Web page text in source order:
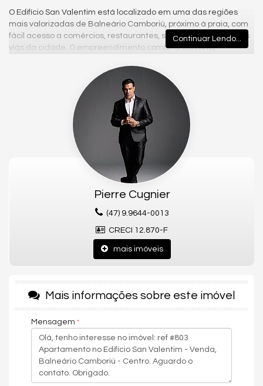
O Edifício San Valentim está localizado em uma das regiões
mais valorizadas de Balneário Camboriú, próximo à praia, com
fácil acesso a comércios, restaurantes, serviços e às principais
vias da cidade. O empreendimento combina conforto,
tanto para moradia quanto para investimento.
Com arquitetura moderna e ambientes bem planejados, o San
Valentim oferece apartamentos amplos, com ótima iluminação
natural e acabamentos de qualidade. Sua localização
estratégica, proporciona mobilidade e conveniência no dia a
dia, permitindo desfrutar do melhor que Balneário Camboriú
tem a oferecer, a poucos minutos do mar.
Ideal para quem busca qualidade de vida, segurança e
valorização imobiliária em uma das cidades mais desejadas do
Entre em contato com nós da Central PR Consultor Executivo
Nós da Central de Negócios PR Consultor Executivo & Home
Design, trabalhamos com foco sempre nos melhores imóveis de
oportunidades de investimentos para que você possa ter um
ótimo investimento com a maior segurança, assim realizando
Apartamento:
03 Dormitórios sendo 03 Suítes
04 Banheiros
03 Vagas de garagem
Continuar Lendo...
Pierre Cugnier
(47) 9.9644-0013
CRECI 12.870-F
mais imóveis
Mais informações sobre este imóvel
Mensagem